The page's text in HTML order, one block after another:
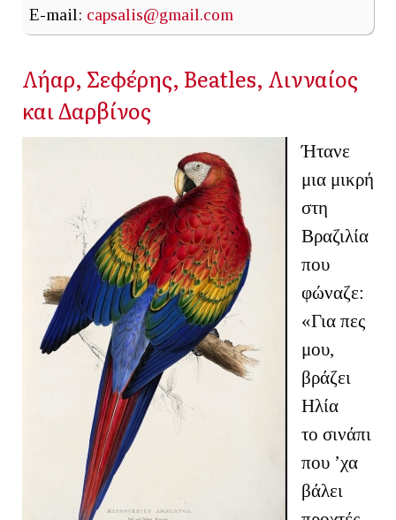
E-mail: capsalis@gmail.com
Λήαρ, Σεφέρης, Beatles, Λινναίος
και Δαρβίνος
Ήτανε
μια μικρή
στη
Βραζιλία
που
φώναζε:
«Για πες
μου,
βράζει
Ηλία
το σινάπι
που ’χα
βάλει